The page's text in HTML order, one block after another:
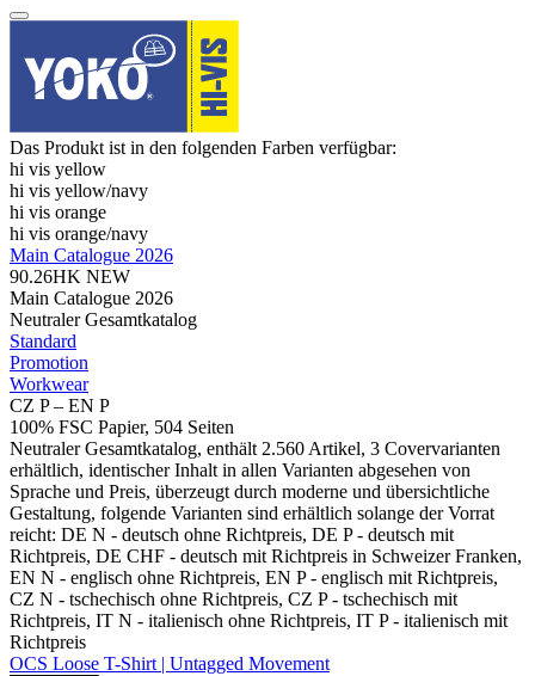
Das Produkt ist in den folgenden Farben verfügbar:
hi vis yellow
hi vis yellow/​navy
hi vis orange
hi vis orange/​navy
Main Catalogue 2026
90.26HK NEW
Main Catalogue 2026
Neutraler Gesamtkatalog
Standard
Promotion
Workwear
CZ P – EN P
100% FSC Papier, 504 Seiten
Neutraler Gesamtkatalog, enthält 2.560 Artikel, 3 Covervarianten
erhältlich, identischer Inhalt in allen Varianten abgesehen von
Sprache und Preis, überzeugt durch moderne und übersichtliche
Gestaltung, folgende Varianten sind erhältlich solange der Vorrat
reicht: DE N - deutsch ohne Richtpreis, DE P - deutsch mit
Richtpreis, DE CHF - deutsch mit Richtpreis in Schweizer Franken,
EN N - englisch ohne Richtpreis, EN P - englisch mit Richtpreis,
CZ N - tschechisch ohne Richtpreis, CZ P - tschechisch mit
Richtpreis, IT N - italienisch ohne Richtpreis, IT P - italienisch mit
Richtpreis
OCS Loose T-Shirt | Untagged Movement